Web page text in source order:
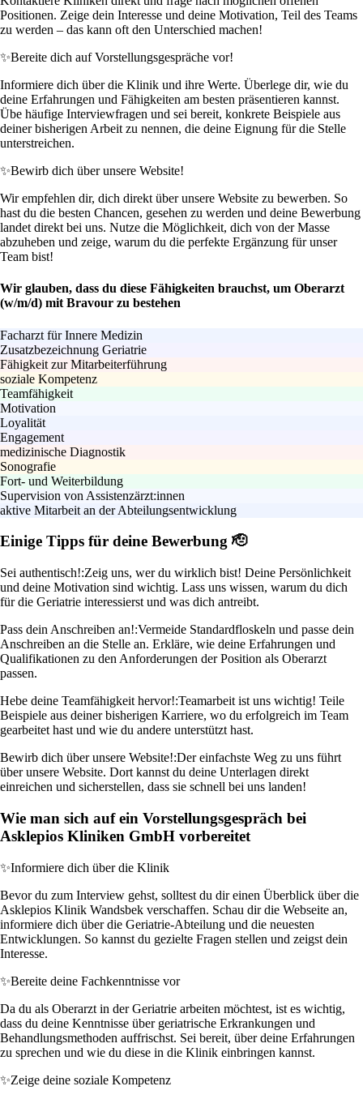
Positionen. Zeige dein Interesse und deine Motivation, Teil des Teams
zu werden – das kann oft den Unterschied machen!
✨Bereite dich auf Vorstellungsgespräche vor!
Informiere dich über die Klinik und ihre Werte. Überlege dir, wie du
deine Erfahrungen und Fähigkeiten am besten präsentieren kannst.
Übe häufige Interviewfragen und sei bereit, konkrete Beispiele aus
deiner bisherigen Arbeit zu nennen, die deine Eignung für die Stelle
unterstreichen.
✨Bewirb dich über unsere Website!
Wir empfehlen dir, dich direkt über unsere Website zu bewerben. So
hast du die besten Chancen, gesehen zu werden und deine Bewerbung
landet direkt bei uns. Nutze die Möglichkeit, dich von der Masse
abzuheben und zeige, warum du die perfekte Ergänzung für unser
Team bist!
Wir glauben, dass du diese Fähigkeiten brauchst, um Oberarzt
(w/m/d) mit Bravour zu bestehen
Facharzt für Innere Medizin
Zusatzbezeichnung Geriatrie
Fähigkeit zur Mitarbeiterführung
soziale Kompetenz
Teamfähigkeit
Motivation
Loyalität
Engagement
medizinische Diagnostik
Sonografie
Fort- und Weiterbildung
Supervision von Assistenzärzt:innen
aktive Mitarbeit an der Abteilungsentwicklung
Einige Tipps für deine Bewerbung 🫡
Sei authentisch!:Zeig uns, wer du wirklich bist! Deine Persönlichkeit
und deine Motivation sind wichtig. Lass uns wissen, warum du dich
für die Geriatrie interessierst und was dich antreibt.
Pass dein Anschreiben an!:Vermeide Standardfloskeln und passe dein
Anschreiben an die Stelle an. Erkläre, wie deine Erfahrungen und
Qualifikationen zu den Anforderungen der Position als Oberarzt
passen.
Hebe deine Teamfähigkeit hervor!:Teamarbeit ist uns wichtig! Teile
Beispiele aus deiner bisherigen Karriere, wo du erfolgreich im Team
gearbeitet hast und wie du andere unterstützt hast.
Bewirb dich über unsere Website!:Der einfachste Weg zu uns führt
über unsere Website. Dort kannst du deine Unterlagen direkt
einreichen und sicherstellen, dass sie schnell bei uns landen!
Wie man sich auf ein Vorstellungsgespräch bei
Asklepios Kliniken GmbH vorbereitet
✨Informiere dich über die Klinik
Bevor du zum Interview gehst, solltest du dir einen Überblick über die
Asklepios Klinik Wandsbek verschaffen. Schau dir die Webseite an,
informiere dich über die Geriatrie-Abteilung und die neuesten
Entwicklungen. So kannst du gezielte Fragen stellen und zeigst dein
Interesse.
✨Bereite deine Fachkenntnisse vor
Da du als Oberarzt in der Geriatrie arbeiten möchtest, ist es wichtig,
dass du deine Kenntnisse über geriatrische Erkrankungen und
Behandlungsmethoden auffrischst. Sei bereit, über deine Erfahrungen
zu sprechen und wie du diese in die Klinik einbringen kannst.
✨Zeige deine soziale Kompetenz